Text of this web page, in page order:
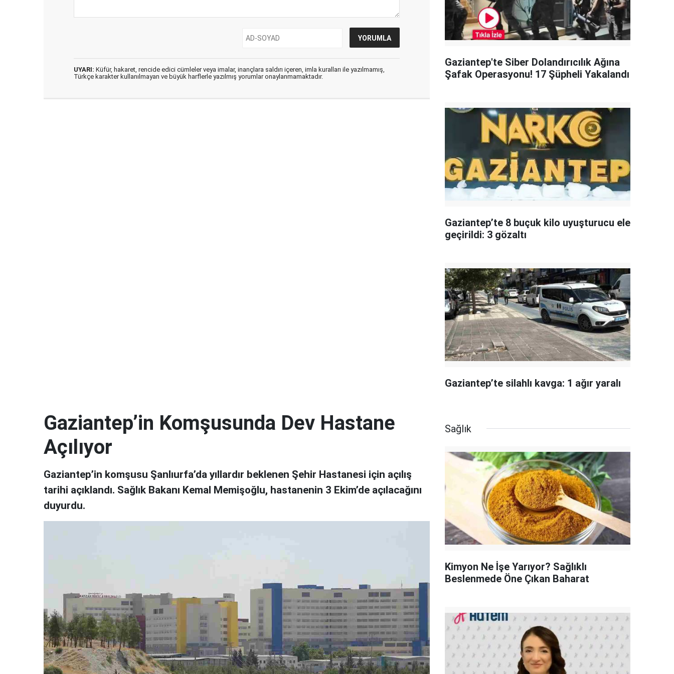
UYARI: Küfür, hakaret, rencide edici cümleler veya imalar, inançlara saldırı içeren, imla kuralları ile yazılmamış,
Türkçe karakter kullanılmayan ve büyük harflerle yazılmış yorumlar onaylanmamaktadır.
Gaziantep'te Siber Dolandırıcılık Ağına
Şafak Operasyonu! 17 Şüpheli Yakalandı
Gaziantep’te 8 buçuk kilo uyuşturucu ele
geçirildi: 3 gözaltı
Gaziantep’te silahlı kavga: 1 ağır yaralı
Gaziantep’in Komşusunda Dev Hastane
Açılıyor
Gaziantep’in komşusu Şanlıurfa’da yıllardır beklenen Şehir Hastanesi için açılış
tarihi açıklandı. Sağlık Bakanı Kemal Memişoğlu, hastanenin 3 Ekim’de açılacağını
duyurdu.
Sağlık
Kimyon Ne İşe Yarıyor? Sağlıklı
Beslenmede Öne Çıkan Baharat